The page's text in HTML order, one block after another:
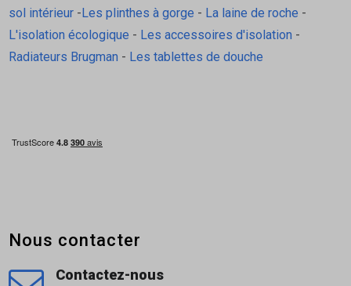
sol intérieur-Les plinthes à gorge - La laine de roche -
L'isolation écologique - Les accessoires d'isolation -
Radiateurs Brugman - Les tablettes de douche
Nous contacter
Contactez-nous